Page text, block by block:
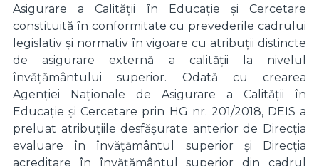
Asigurare a Calității în Educație și Cercetare
constituită în conformitate cu prevederile cadrului
legislativ și normativ în vigoare cu atribuții distincte
de asigurare externă a calității la nivelul
învățământului superior. Odată cu crearea
Agenției Naționale de Asigurare a Calității în
Educație și Cercetare prin HG nr. 201/2018, DEIS a
preluat atribuțiile desfășurate anterior de Direcția
evaluare în învățământul superior și Direcția
acreditare în învățământul superior din cadrul